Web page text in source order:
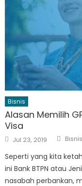
Bisnis
Alasan Memilih
Visa
Posted
on
Jul 23, 2019 Author
Bisnis
Seperti yang kita
ini Bank BTPN atau
nasabah perbankan,